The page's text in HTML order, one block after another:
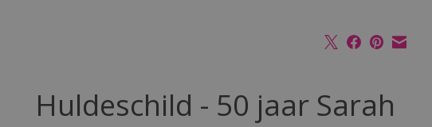
Huldeschild - 50 jaar Sarah